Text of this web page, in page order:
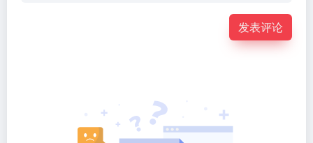
发表评论